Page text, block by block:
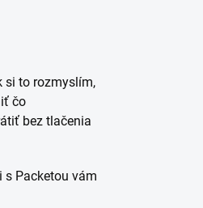
si to rozmyslím,
čo
bez tlačenia
s Packetou vám